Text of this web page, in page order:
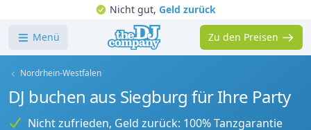
Nicht gut,Geld zurück
Menü Zu den Preisen
Nordrhein-Westfalen
DJ buchen aus Siegburg für Ihre Party
Nicht zufrieden, Geld zurück: 100% Tanzgarantie